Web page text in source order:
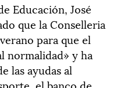
Educación, José
que la Conselleria
para que el
normalidad» y ha
las ayudas al
el banco de